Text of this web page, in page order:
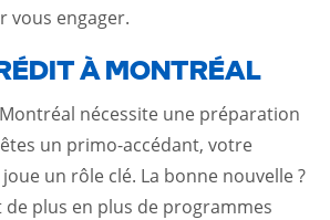
vous engager.
À MONTRÉAL
nécessite une préparation
un primo-accédant, votre
un rôle clé. La bonne nouvelle ?
plus en plus de programmes